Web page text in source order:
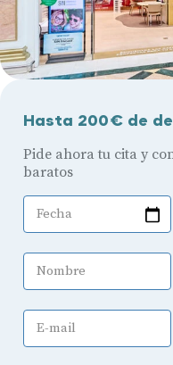
Hasta 200€ de
Pide ahora tu cita y
baratos
Fecha
Nombre
E-mail